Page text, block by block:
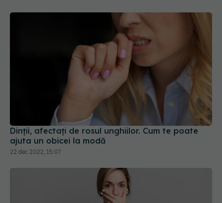
Dinții, afectați de rosul unghiilor. Cum te poate
ajuta un obicei la modă
22 dec 2022, 15:07